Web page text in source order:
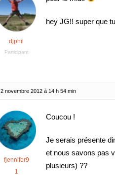
djphil
Participant
hey JG!! super que
2 novembre 2012 à 14 h 54 min
fjennifer9
1
Coucou !
Je serais présente
et nous savons pas
plusieurs) ??